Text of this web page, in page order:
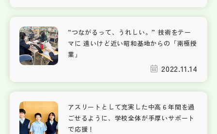
“つながるって、うれしい。” 技術をテー
マに 遠いけど近い昭和基地からの「南極授
業」
2022.11.14
アスリートとして充実した中高６年間を過
ごせるように、学校全体が手厚いサポート
で応援！